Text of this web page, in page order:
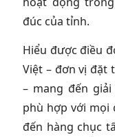
đúc của tỉnh.
Hiểu được điều
Việt – đơn vị đặt
– mang đến
phù hợp với mọi
đến hàng chục